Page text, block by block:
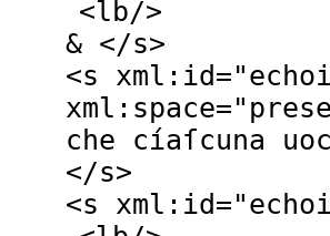
<lb/>
& </s>
<s xml:id="
xml:space="
che cíaſcuna
</s>
<s xml:id="